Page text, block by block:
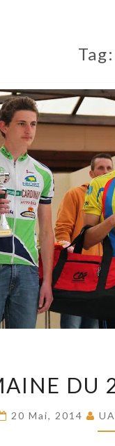
Tag:
DU
20 Mai, 2014